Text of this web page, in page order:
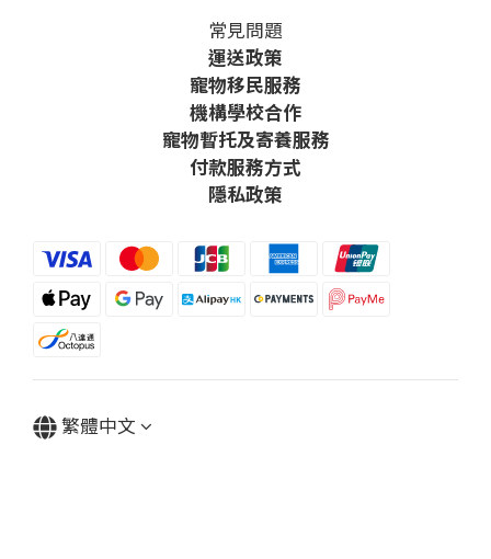
常見問題
運送政策
寵物移民服務
機構學校合作
寵物暫托及寄養服務
付款服務方式
隱私政策
繁體中文